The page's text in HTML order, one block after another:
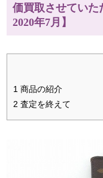
価買取させていた
2020年7月】
1 商品の紹介
2 査定を終えて